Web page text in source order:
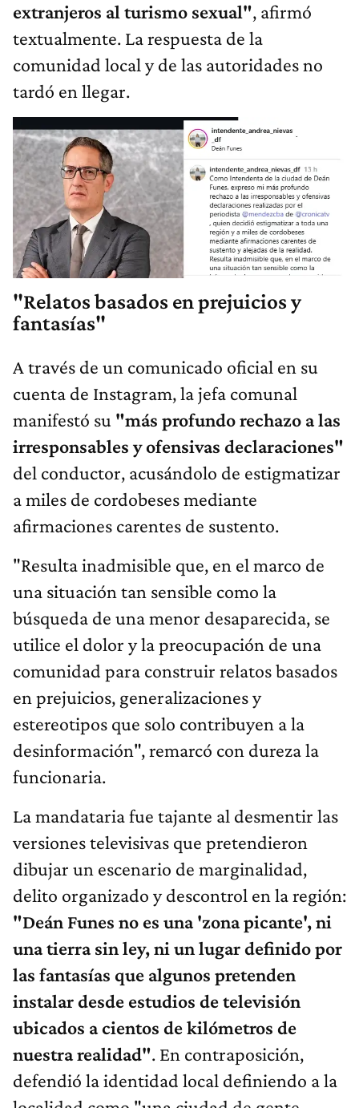
extranjeros al turismo sexual", afirmó
textualmente. La respuesta de la
comunidad local y de las autoridades no
tardó en llegar.
"Relatos basados en prejuicios y
fantasías"
A través de un comunicado oficial en su
cuenta de Instagram, la jefa comunal
manifestó su "más profundo rechazo a las
irresponsables y ofensivas declaraciones"
del conductor, acusándolo de estigmatizar
a miles de cordobeses mediante
afirmaciones carentes de sustento.
"Resulta inadmisible que, en el marco de
una situación tan sensible como la
búsqueda de una menor desaparecida, se
utilice el dolor y la preocupación de una
comunidad para construir relatos basados
en prejuicios, generalizaciones y
estereotipos que solo contribuyen a la
desinformación", remarcó con dureza la
funcionaria.
La mandataria fue tajante al desmentir las
versiones televisivas que pretendieron
dibujar un escenario de marginalidad,
delito organizado y descontrol en la región:
"Deán Funes no es una 'zona picante', ni
una tierra sin ley, ni un lugar definido por
las fantasías que algunos pretenden
instalar desde estudios de televisión
ubicados a cientos de kilómetros de
nuestra realidad". En contraposición,
defendió la identidad local definiendo a la